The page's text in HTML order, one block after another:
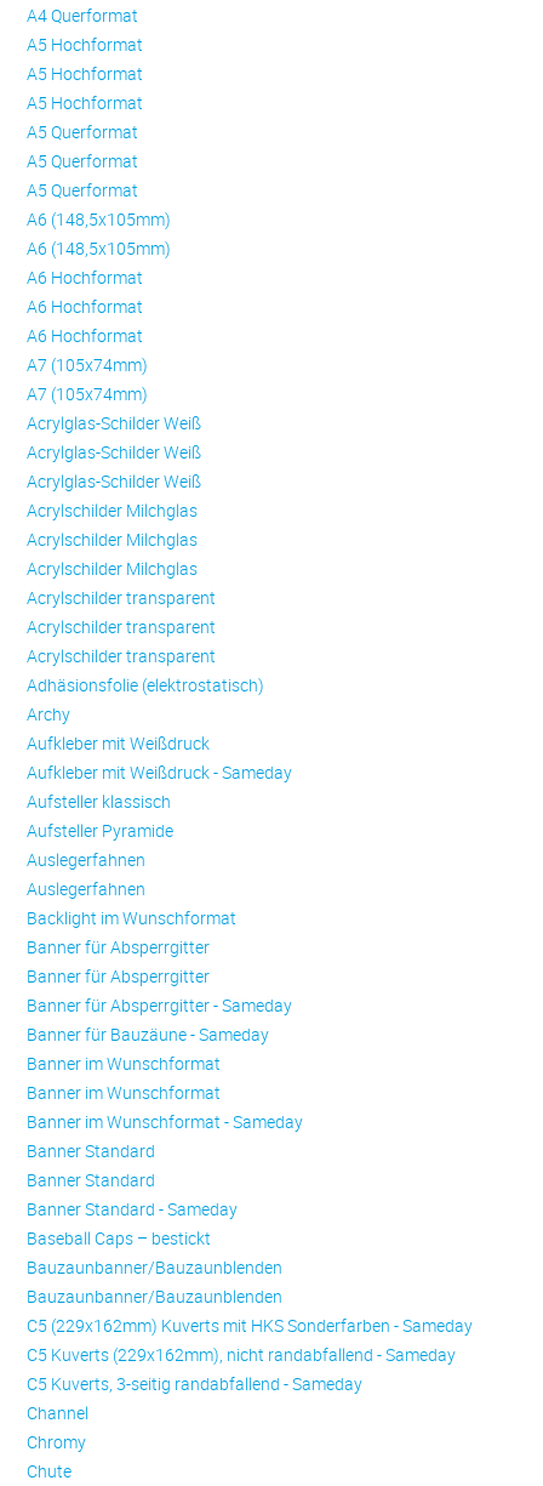
A4 Querformat
A5 Hochformat
A5 Hochformat
A5 Hochformat
A5 Querformat
A5 Querformat
A5 Querformat
A6 (148,5x105mm)
A6 (148,5x105mm)
A6 Hochformat
A6 Hochformat
A6 Hochformat
A7 (105x74mm)
A7 (105x74mm)
Acrylglas-Schilder Weiß
Acrylglas-Schilder Weiß
Acrylglas-Schilder Weiß
Acrylschilder Milchglas
Acrylschilder Milchglas
Acrylschilder Milchglas
Acrylschilder transparent
Acrylschilder transparent
Acrylschilder transparent
Adhäsionsfolie (elektrostatisch)
Archy
Aufkleber mit Weißdruck
Aufkleber mit Weißdruck - Sameday
Aufsteller klassisch
Aufsteller Pyramide
Auslegerfahnen
Auslegerfahnen
Backlight im Wunschformat
Banner für Absperrgitter
Banner für Absperrgitter
Banner für Absperrgitter - Sameday
Banner für Bauzäune - Sameday
Banner im Wunschformat
Banner im Wunschformat
Banner im Wunschformat - Sameday
Banner Standard
Banner Standard
Banner Standard - Sameday
Baseball Caps – bestickt
Bauzaunbanner/Bauzaunblenden
Bauzaunbanner/Bauzaunblenden
C5 (229x162mm) Kuverts mit HKS Sonderfarben - Sameday
C5 Kuverts (229x162mm), nicht randabfallend - Sameday
C5 Kuverts, 3-seitig randabfallend - Sameday
Channel
Chromy
Chute